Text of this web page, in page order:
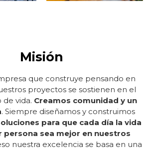
Misión
que construye pensando en
proyectos se sostienen en el
vida. Creamos comunidad y un
. Siempre diseñamos y construimos
para que cada día la vida
persona sea mejor en nuestros
nuestra excelencia se basa en una